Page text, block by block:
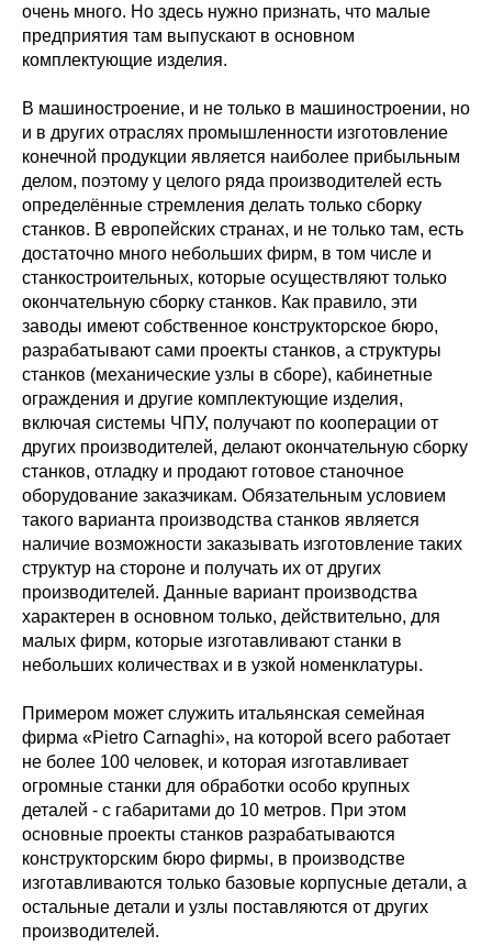
очень много. Но здесь нужно признать, что малые
предприятия там выпускают в основном
комплектующие изделия.
В машиностроение, и не только в машиностроении, но
и в других отраслях промышленности изготовление
конечной продукции является наиболее прибыльным
делом, поэтому у целого ряда производителей есть
определённые стремления делать только сборку
станков. В европейских странах, и не только там, есть
достаточно много небольших фирм, в том числе и
станкостроительных, которые осуществляют только
окончательную сборку станков. Как правило, эти
заводы имеют собственное конструкторское бюро,
разрабатывают сами проекты станков, а структуры
станков (механические узлы в сборе), кабинетные
ограждения и другие комплектующие изделия,
включая системы ЧПУ, получают по кооперации от
других производителей, делают окончательную сборку
станков, отладку и продают готовое станочное
оборудование заказчикам. Обязательным условием
такого варианта производства станков является
наличие возможности заказывать изготовление таких
структур на стороне и получать их от других
производителей. Данные вариант производства
характерен в основном только, действительно, для
малых фирм, которые изготавливают станки в
небольших количествах и в узкой номенклатуры.
Примером может служить итальянская семейная
фирма «Pietro Carnaghi», на которой всего работает
не более 100 человек, и которая изготавливает
огромные станки для обработки особо крупных
деталей - с габаритами до 10 метров. При этом
основные проекты станков разрабатываются
конструкторским бюро фирмы, в производстве
изготавливаются только базовые корпусные детали, а
остальные детали и узлы поставляются от других
производителей.